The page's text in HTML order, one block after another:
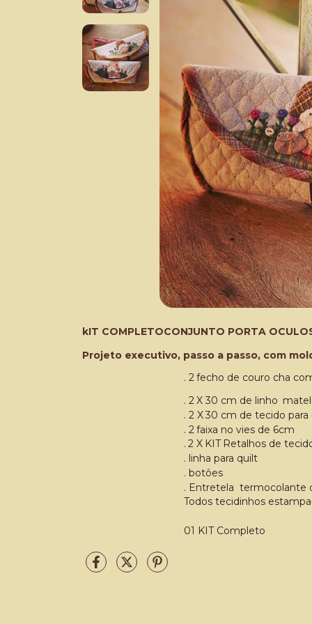
kIT COMPLETOCONJUNTO PORTA
Projeto executivo, passo a passo, com
. 2 fecho de couro cha
. 2 X30 cm de linho
. 2 X30 cm de tecido para
. 2 faixa no vies de 6cm
. 2 X KIT Retalhos de
. linha para quilt
. botôes
. Entretela termocolante
Todos tecidinhos
01 KIT Completo